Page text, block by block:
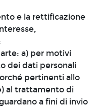
e la rettificazione
a) per motivi
dei dati personali
pertinenti allo
al trattamento di
a fini di invio